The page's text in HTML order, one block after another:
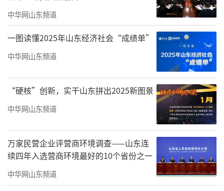
发展。
责任编辑：姜治程
中华网山东频道
一图读懂2025年山东经济社会“成绩单”
中华网山东频道
“硬核”创新，实干山东拼出2025新图景
中华网山东频道
万家民营企业评营商环境调查——山东连
续四年入选营商环境最好的10个省份之一
中华网山东频道